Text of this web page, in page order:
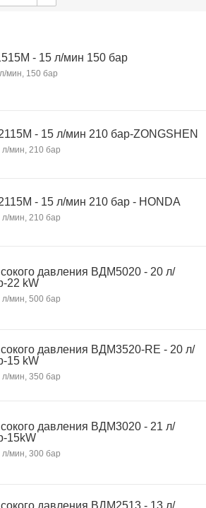
- 15 л/мин 150 бар
мин, 150 бар
- 15 л/мин 210 бар-ZONGSHEN
мин, 210 бар
- 15 л/мин 210 бар - HONDA
мин, 210 бар
давления ВДМ5020 - 20 л/
22 kW
мин, 500 бар
давления ВДМ3520-RE - 20 л/
15 kW
мин, 350 бар
давления ВДМ3020 - 21 л/
15kW
мин, 300 бар
давления ВДМ2513 - 13 л/